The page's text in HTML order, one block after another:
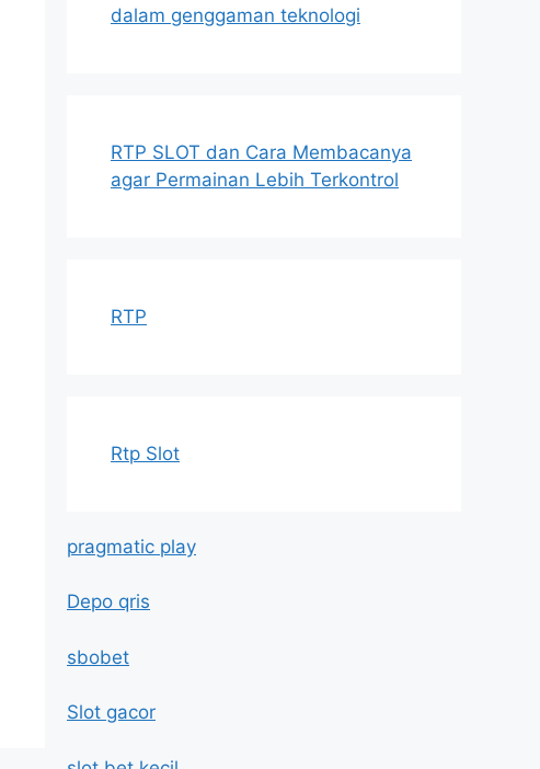
dalam genggaman teknologi
RTP SLOT dan Cara Membacanya
agar Permainan Lebih Terkontrol
RTP
Rtp Slot
pragmatic play
Depo qris
sbobet
Slot gacor